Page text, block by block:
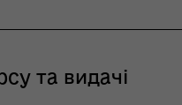
та видачі